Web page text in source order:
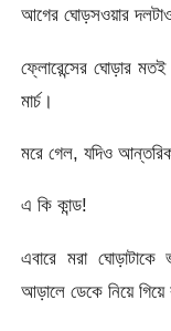
আগের ঘোড়সওয়ার
ফ্লোরেন্সের ঘোড়ার
মার্চ।
মরে গেল, যদিও আন্তরিক
এ কি কান্ড!
এবারে মরা
আড়ালে ডেকে নিয়ে